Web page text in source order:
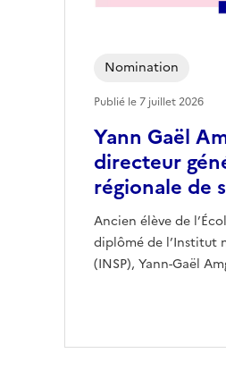
Yann Gaël
directeur
régionale de
Ancien élève de
diplômé de l’Institut
(INSP), Yann-Gaël
Nomination
Publié le7 juillet 2026